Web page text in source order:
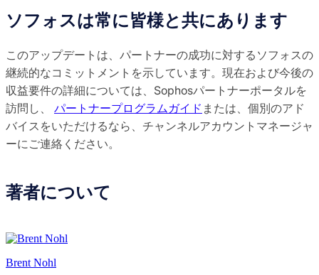
ソフォスは常に皆様と共にあります
このアップデートは、パートナーの成功に対するソフォスの
継続的なコミットメントを示しています。現在および今後の
収益要件の詳細については、Sophosパートナーポータルを
訪問し、 パートナープログラムガイド または、個別のアド
バイスをいただけるなら、チャンネルアカウントマネージャ
ーにご連絡ください。
著者について
Brent Nohl